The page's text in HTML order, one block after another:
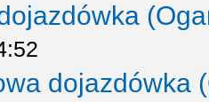
dojazdówka